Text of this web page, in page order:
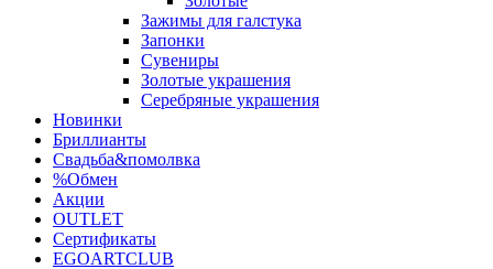
Зажимы для галстука
Запонки
Сувениры
Золотые украшения
Серебряные украшения
Новинки
Бриллианты
Свадьба&помолвка
%Обмен
Акции
OUTLET
Сертификаты
EGOARTCLUB